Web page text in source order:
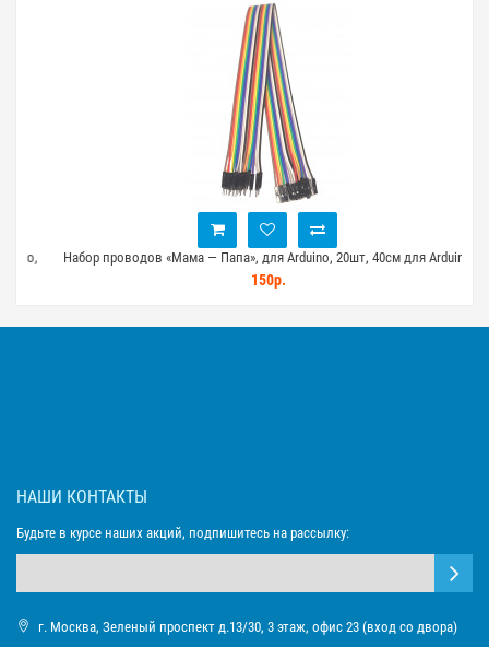
Набор проводов «Мама — Папа», для Arduino, 20шт, 40см для Arduino,
STM32, ESP32
150р.
НАШИ КОНТАКТЫ
Будьте в курсе наших акций, подпишитесь на рассылку:
г. Москва, Зеленый проспект д.13/30, 3 этаж, офис 23 (вход со двора)